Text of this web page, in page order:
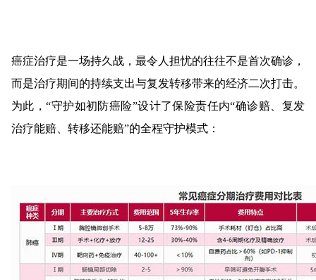
癌症治疗是一场持久战，最令人担忧的往往不是首次确诊，
而是治疗期间的持续支出与复发转移带来的经济二次打击。
为此，“守护如初防癌险”设计了保险责任内“确诊赔、复发
治疗能赔、转移还能赔”的全程守护模式：